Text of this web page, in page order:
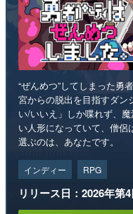
“ぜんめつ”してしまった勇
宮からの脱出を目指すダン
い/いいえ」しか喋れず、
い人形になっていて、僧
選ぶのは、あなたです。
インディー RPG
リリース日：2026年第